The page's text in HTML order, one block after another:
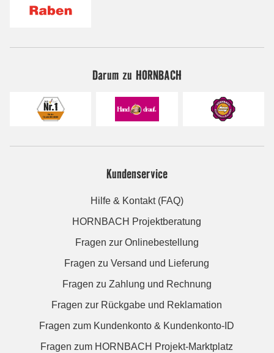
Darum zu HORNBACH
Kundenservice
Hilfe & Kontakt (FAQ)
HORNBACH Projektberatung
Fragen zur Onlinebestellung
Fragen zu Versand und Lieferung
Fragen zu Zahlung und Rechnung
Fragen zur Rückgabe und Reklamation
Fragen zum Kundenkonto & Kundenkonto-ID
Fragen zum HORNBACH Projekt-Marktplatz